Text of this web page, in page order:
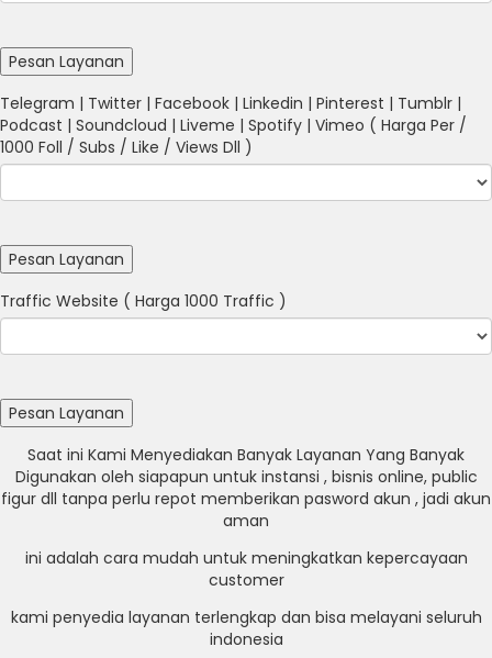
Telegram | Twitter | Facebook | Linkedin | Pinterest | Tumblr |
Podcast | Soundcloud | Liveme | Spotify | Vimeo ( Harga Per /
1000 Foll / Subs / Like / Views Dll )
Traffic Website ( Harga 1000 Traffic )
Saat ini Kami Menyediakan Banyak Layanan Yang Banyak
Digunakan oleh siapapun untuk instansi , bisnis online, public
figur dll tanpa perlu repot memberikan pasword akun , jadi akun
aman
ini adalah cara mudah untuk meningkatkan kepercayaan
customer
kami penyedia layanan terlengkap dan bisa melayani seluruh
indonesia